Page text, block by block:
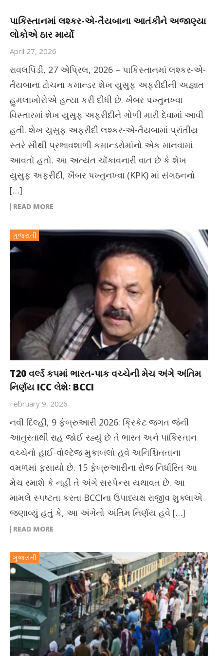
પાકિસ્તાનમાં લશ્કર-એ-તૈયબાના આતંકીને અજાણ્યા
લોકોએ ઠાર માર્યો
April 27, 2026
રાવલપિંડી, 27 એપ્રિલ, 2026 – પાકિસ્તાનમાં લશ્કર-એ-
તૈયબાના ટોચના કમાન્ડર શેખ યુસુફ અફરીદીની અજ્ઞાત
હુમલાખોરોએ હત્યા કરી દીધી છે. ખૈબર પખ્તુનખ્વા
વિસ્તારમાં શેખ યુસુફ અફરીદીને ગોળી મારી દેવામાં આવી
હતી. શેખ યુસુફ અફરીદી લશ્કર-એ-તૈયબામાં પ્રાંતીય
સ્તરે સૌથી પ્રભાવશાળી કમાન્ડરોમાંનો એક માનવામાં
આવતો હતો. આ અત્યંત ચોંકાવનારી વાત છે કે શેખ
યુસુફ અફરીદી, ખૈબર પખ્તુનખ્વા (KPK) માં સંગઠનનો
[…]
READ MORE
ગુજરાતી
T20 વર્લ્ડ કપમાં ભારત-પાક વચ્ચેની મેચ અંગે અંતિમ
નિર્ણય ICC લેશેઃ BCCI
February 9, 2026
નવી દિલ્હી, 9 ફેબ્રુઆરી 2026: ક્રિકેટ જગત જેની
આતુરતાથી રાહ જોઈ રહ્યું છે તે ભારત અને પાકિસ્તાન
વચ્ચેનો હાઈ-વોલ્ટેજ મુકાબલો હવે અનિશ્ચિતતાના
વમળમાં ફસાયો છે. 15 ફેબ્રુઆરીના રોજ નિર્ધારિત આ
મેચ રમાશે કે નહીં તે અંગે સસ્પેન્સ યથાવત છે. આ
મામલે સ્પષ્ટતા કરતા BCCIના ઉપાધ્યક્ષ રાજીવ શુક્લાએ
જણાવ્યું હતું કે, આ અંગેનો અંતિમ નિર્ણય હવે […]
READ MORE
ગુજરાતી